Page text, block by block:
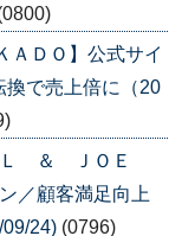
ＡＤＯ】公式サイ
換で売上倍に（20
Ｌ ＆ ＪＯＥ
／顧客満足向上
24) (0796)